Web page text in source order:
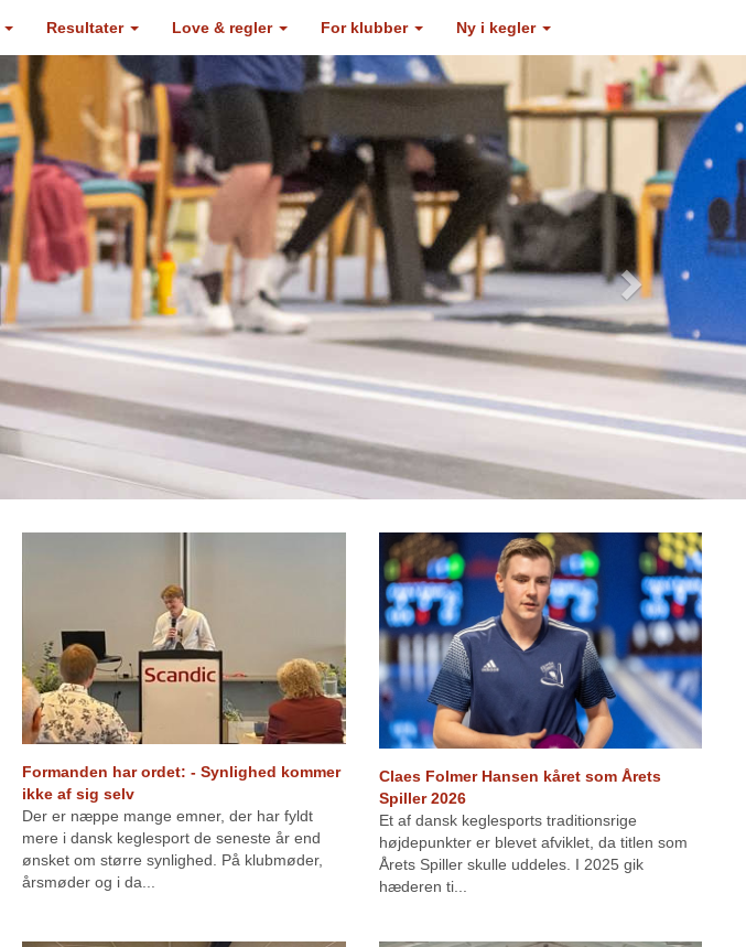
Resultater Love & regler For klubber Ny i kegler
Next
Formanden har ordet: - Synlighed kommer
ikke af sig selv
Der er næppe mange emner, der har fyldt
mere i dansk keglesport de seneste år end
ønsket om større synlighed. På klubmøder,
årsmøder og i da...
Claes Folmer Hansen kåret som Årets
Spiller 2026
Et af dansk keglesports traditionsrige
højdepunkter er blevet afviklet, da titlen som
Årets Spiller skulle uddeles. I 2025 gik
hæderen ti...